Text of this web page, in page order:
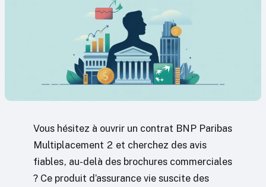
Vous hésitez à ouvrir un contrat BNP Paribas
Multiplacement 2 et cherchez des avis
fiables, au-delà des brochures commerciales
? Ce produit d’assurance vie suscite des